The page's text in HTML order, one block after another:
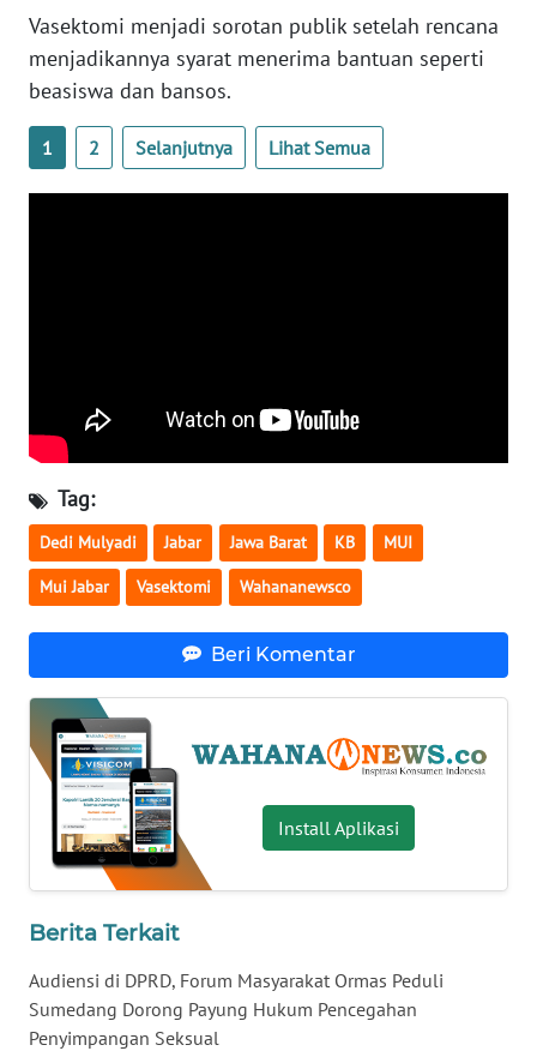
Vasektomi menjadi sorotan publik setelah rencana
menjadikannya syarat menerima bantuan seperti
beasiswa dan bansos.
1 2 Selanjutnya Lihat Semua
Tag:
Dedi Mulyadi Jabar Jawa Barat KB MUI
Mui Jabar Vasektomi Wahananewsco
Beri Komentar
Install Aplikasi
Berita Terkait
Audiensi di DPRD, Forum Masyarakat Ormas Peduli
Sumedang Dorong Payung Hukum Pencegahan
Penyimpangan Seksual
BANTEN
WN
WN
KEPRI
WN
RIAU
WN
SERAMBI
WN
SULTRA
WN
NTB
SULTENG
SULBAR